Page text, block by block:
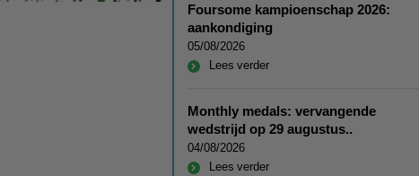
Foursome kampioenschap 2026:
aankondiging
05/08/2026
Lees verder
Monthly medals: vervangende
wedstrijd op 29 augustus..
04/08/2026
Lees verder